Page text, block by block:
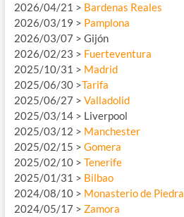
2026/04/21 > Bardenas Reales
2026/03/19 > Pamplona
2026/03/07 > Gijón
2026/02/23 > Fuerteventura
2025/10/31 > Madrid
2025/06/30 >Tarifa
2025/06/27 > Valladolid
2025/03/14 > Liverpool
2025/03/12 > Manchester
2025/02/15 > Gomera
2025/02/10 > Tenerife
2025/01/31 > Bilbao
2024/08/10 > Monasterio de Piedra
2024/05/17 > Zamora